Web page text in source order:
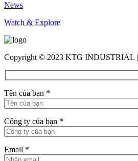
News
Watch & Explore
Copyright © 2023 KTG INDUSTRIAL |
Tên của bạn *
Công ty của bạn *
Email *